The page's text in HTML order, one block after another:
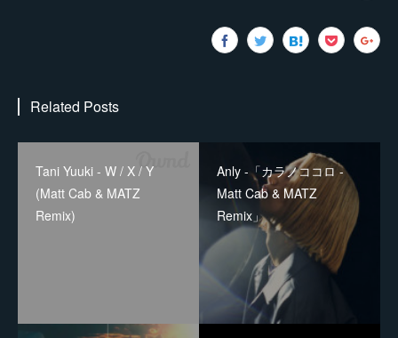
Related Posts
Tani Yuuki - W / X / Y
(Matt Cab & MATZ
Remix)
Anly -「カラノココロ -
Matt Cab & MATZ
Remix」